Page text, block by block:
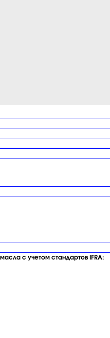
с учетом стандартов IFRA: